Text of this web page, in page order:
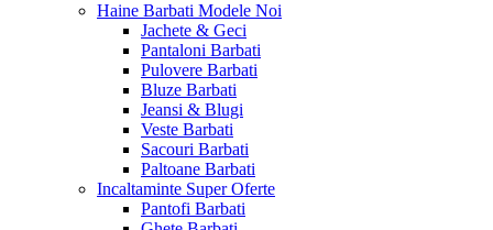
Haine Barbati Modele Noi
Jachete & Geci
Pantaloni Barbati
Pulovere Barbati
Bluze Barbati
Jeansi & Blugi
Veste Barbati
Sacouri Barbati
Paltoane Barbati
Incaltaminte Super Oferte
Pantofi Barbati